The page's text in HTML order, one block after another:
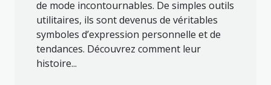
de mode incontournables. De simples outils
utilitaires, ils sont devenus de véritables
symboles d’expression personnelle et de
tendances. Découvrez comment leur
histoire...